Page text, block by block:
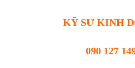
KỸ SƯ KINH
090 127